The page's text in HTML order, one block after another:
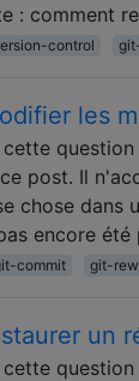
: comment
control
les
cette
post. Il
chose dans
encore été
commit git-
un
cette